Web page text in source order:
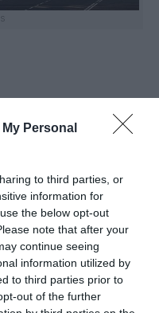
Personal
to third parties, or
information for
the below opt-out
note that after your
continue seeing
information utilized by
to third parties prior to
out of the further
l’article ?
un don !